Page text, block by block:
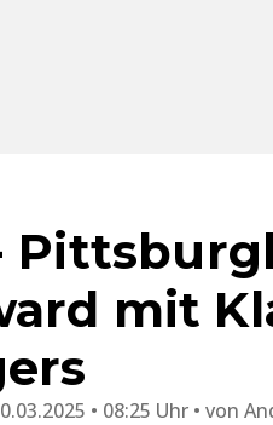
mit
• 08:25 Uhr von